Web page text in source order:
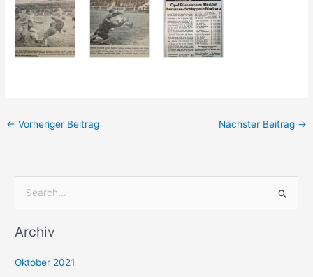
← Vorheriger Beitrag Nächster Beitrag →
c
Archiv
Oktober 2021